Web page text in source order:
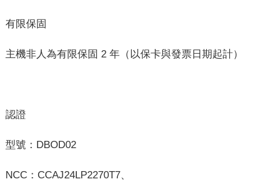
有限保固
主機非人為有限保固 2 年（以保卡與發票日期起計）
認證
型號：DBOD02
NCC：CCAJ24LP2270T7、